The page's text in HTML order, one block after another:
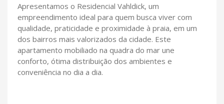
Apresentamos o Residencial Vahldick, um
empreendimento ideal para quem busca viver com
qualidade, praticidade e proximidade à praia, em um
dos bairros mais valorizados da cidade. Este
apartamento mobiliado na quadra do mar une
conforto, ótima distribuição dos ambientes e
conveniência no dia a dia.